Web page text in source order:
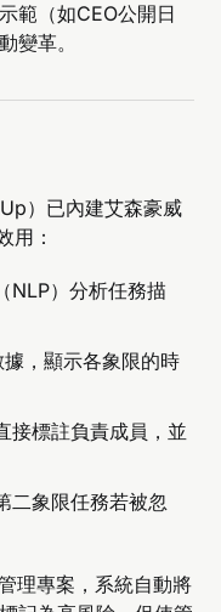
範（如CEO公開日
變革。
）已內建艾森豪威
用：
NLP）分析任務描
據，顯示各象限的時
接標註負責成員，並
二象限任務若被忽
理專案，系統自動將